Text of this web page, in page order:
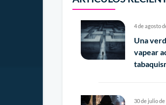
4 de agosto
Una
vapear
30 de julio de